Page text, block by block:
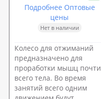
Подробнее Оптовые
цены
Нет в наличии
Колесо для отжиманий
предназначено для
проработки мышц почти
всего тела. Во время
занятий всего одним